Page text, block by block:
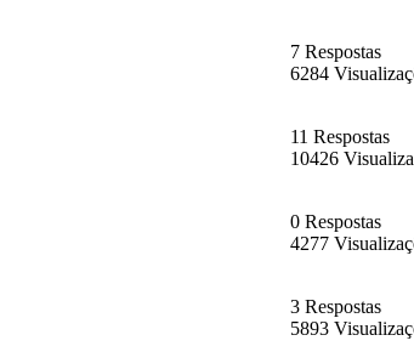
7 Respostas
6284
11 Respostas
10426
0 Respostas
4277
3 Respostas
5893